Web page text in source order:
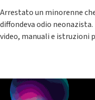
Arrestato un minorenne
diffondeva odio
video, manuali e istruzioni